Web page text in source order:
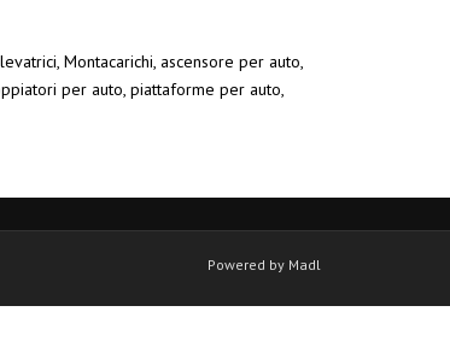
Montacarichi, ascensore per auto,
per auto, piattaforme per auto,
Powered by Madl